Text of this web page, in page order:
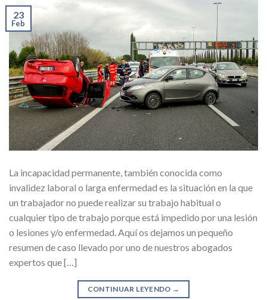
23
Feb
La incapacidad permanente, también conocida como
invalidez laboral o larga enfermedad es la situación en la que
un trabajador no puede realizar su trabajo habitual o
cualquier tipo de trabajo porque está impedido por una lesión
o lesiones y/o enfermedad. Aquí os dejamos un pequeño
resumen de caso llevado por uno de nuestros abogados
expertos que […]
CONTINUAR LEYENDO →